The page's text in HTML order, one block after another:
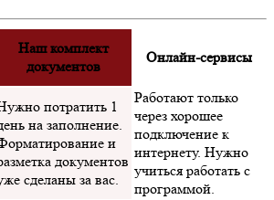
Наш комплект
документов
Онлайн-сервисы
потратить 1
на заполнение.
и
документов
сделаны за вас.
Работают только
через хорошее
подключение к
интернету. Нужно
учиться работать с
программой.